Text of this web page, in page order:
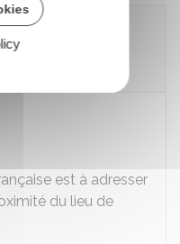
demande de
l'enfant
est à adresser
du lieu de